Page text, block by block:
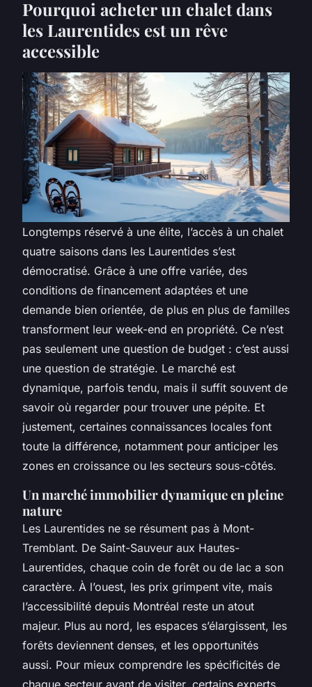
Pourquoi acheter un chalet dans
les Laurentides est un rêve
accessible
Longtemps réservé à une élite, l’accès à un chalet
quatre saisons dans les Laurentides s’est
démocratisé. Grâce à une offre variée, des
conditions de financement adaptées et une
demande bien orientée, de plus en plus de familles
transforment leur week-end en propriété. Ce n’est
pas seulement une question de budget : c’est aussi
une question de stratégie. Le marché est
dynamique, parfois tendu, mais il suffit souvent de
savoir où regarder pour trouver une pépite. Et
justement, certaines connaissances locales font
toute la différence, notamment pour anticiper les
zones en croissance ou les secteurs sous-côtés.
Un marché immobilier dynamique en pleine
nature
Les Laurentides ne se résument pas à Mont-
Tremblant. De Saint-Sauveur aux Hautes-
Laurentides, chaque coin de forêt ou de lac a son
caractère. À l’ouest, les prix grimpent vite, mais
l’accessibilité depuis Montréal reste un atout
majeur. Plus au nord, les espaces s’élargissent, les
forêts deviennent denses, et les opportunités
aussi. Pour mieux comprendre les spécificités de
chaque secteur avant de visiter, certains experts